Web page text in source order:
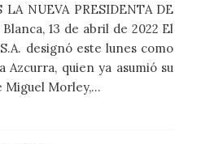
LA NUEVA PRESIDENTA DE
13 de abril de 2022 El
designó este lunes como
Azcurra, quien ya asumió su
Miguel Morley,…